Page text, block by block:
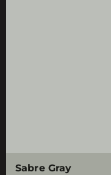
Sabre Gray